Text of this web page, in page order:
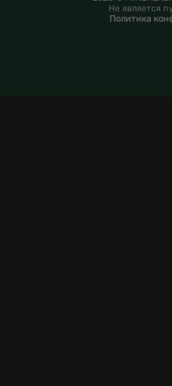
Не является
Политика